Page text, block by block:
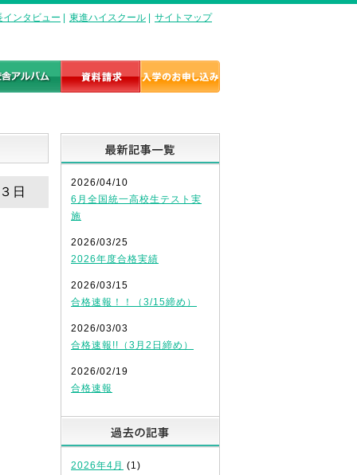
インタビュー 東進ハイスクール サイトマップ
日
2026/04/10
6月全国統一高校生テスト実
施
2026/03/25
2026年度合格実績
2026/03/15
合格速報！！（3/15締め）
2026/03/03
合格速報!!（3月2日締め）
2026/02/19
合格速報
2026年4月 (1)